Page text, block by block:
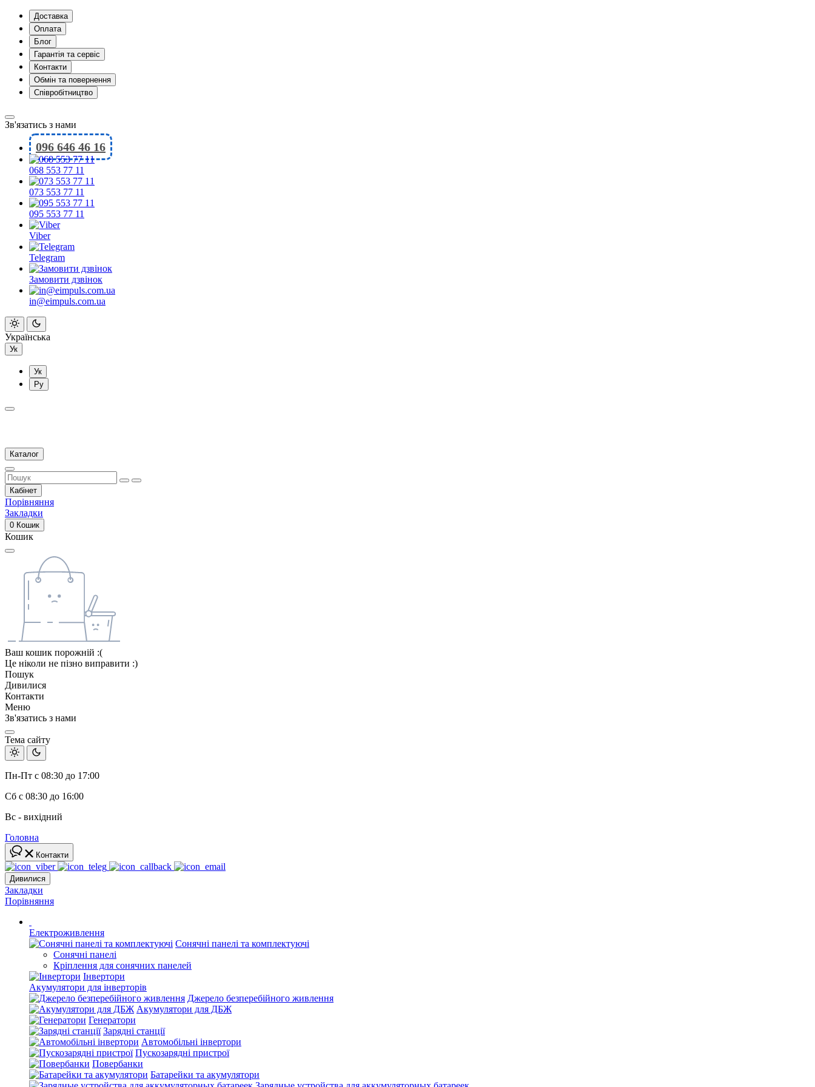
Доставка
Оплата
Блог
Гарантія та сервіс
Контакти
Обмін та повернення
Співробітництво
Зв'язатись з нами
096 646 46 16
068 553 77 11
073 553 77 11
095 553 77 11
Viber
Telegram
Замовити дзвінок
in@eimpuls.com.ua
Українська
Ук
Ук
Ру
Каталог
Кабінет
Порівняння
Закладки
0 Кошик
Кошик
Ваш кошик порожній :(
Це ніколи не пізно виправити :)
Пошук
Дивилися
Контакти
Меню
Зв'язатись з нами
Тема сайту
Пн-Пт с 08:30 до 17:00
Сб с 08:30 до 16:00
Вс - вихідний
Головна
Контакти
Дивилися
Закладки
Порівняння
Електроживлення
Сонячні панелі та комплектуючі
Сонячні панелі
Кріплення для сонячних панелей
Інвертори
Акумулятори для інверторів
Джерело безперебійного живлення
Акумулятори для ДБЖ
Генератори
Зарядні станції
Автомобільні інвертори
Пускозарядні пристрої
Повербанки
Батарейки та акумулятори